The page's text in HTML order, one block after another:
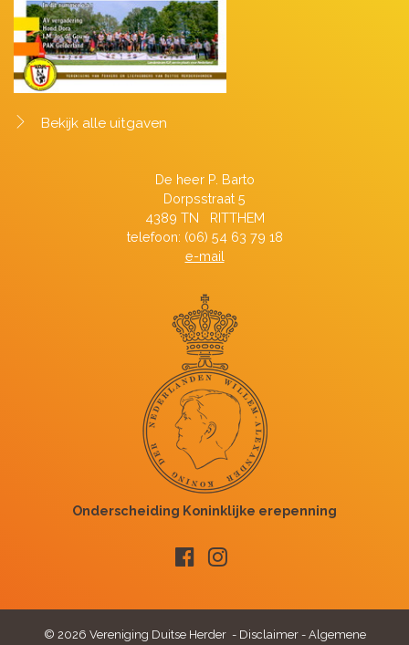
Bekijk alle uitgaven
De heer P. Barto
Dorpsstraat 5
4389 TN RITTHEM
telefoon: (06) 54 63 79 18
e-mail
© 2026 Vereniging Duitse Herder - Disclaimer- Algemene